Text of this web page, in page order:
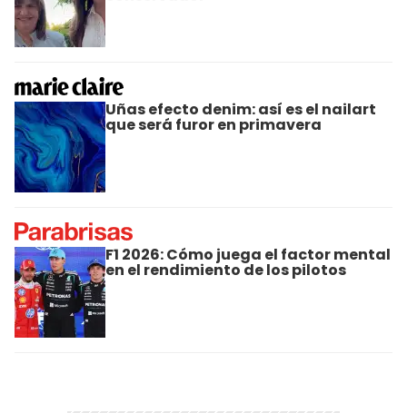
Uñas efecto denim: así es el nailart
que será furor en primavera
F1 2026: Cómo juega el factor mental
en el rendimiento de los pilotos